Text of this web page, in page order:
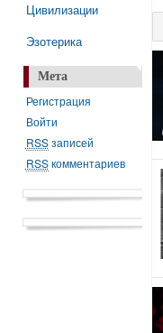
Цивилизации
Эзотерика
Мета
Регистрация
Войти
RSSзаписей
RSSкомментариев